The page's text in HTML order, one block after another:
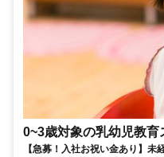
0~3歳対象の乳幼児教育
【急募！入社お祝い金あり】